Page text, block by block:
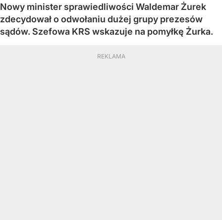
Nowy minister sprawiedliwości Waldemar Żurek
zdecydował o odwołaniu dużej grupy prezesów
sądów. Szefowa KRS wskazuje na pomyłkę Żurka.